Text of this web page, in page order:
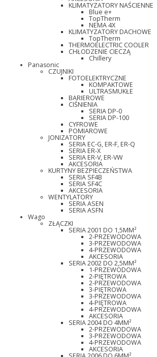
KLIMATYZATORY NAŚCIENNE
Blue e+
TopTherm
NEMA 4X
KLIMATYZATORY DACHOWE
TopTherm
THERMOELECTRIC COOLER
CHŁODZENIE CIECZĄ
Chillery
Panasonic
CZUJNIKI
FOTOELEKTRYCZNE
KOMPAKTOWE
ULTRASMUKŁE
BARIEROWE
CIŚNIENIA
SERIA DP-0
SERIA DP-100
CYFROWE
POMIAROWE
JONIZATORY
SERIA EC-G, ER-F, ER-Q
SERIA ER-X
SERIA ER-V, ER-VW
AKCESORIA
KURTYNY BEZPIECZEŃSTWA
SERIA SF4B
SERIA SF4C
AKCESORIA
WENTYLATORY
SERIA ASEN
SERIA ASFN
Wago
ZŁĄCZKI
SERIA 2001 DO 1,5MM²
2-PRZEWODOWA
3-PRZEWODOWA
4-PRZEWODOWA
AKCESORIA
SERIA 2002 DO 2,5MM²
1-PRZEWODOWA
2-PIĘTROWA
2-PRZEWODOWA
3-PIĘTROWA
3-PRZEWODOWA
4-PIĘTROWA
4-PRZEWODOWA
AKCESORIA
SERIA 2004 DO 4MM²
2-PRZEWODOWA
3-PRZEWODOWA
4-PRZEWODOWA
AKCESORIA